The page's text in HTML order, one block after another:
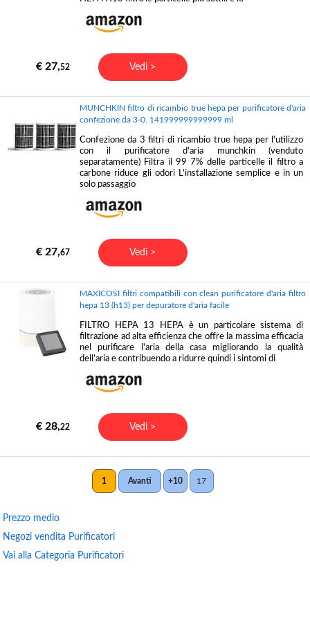
€ 27,52 Vedi >
MUNCHKIN filtro di ricambio true hepa per purificatore d'aria
confezione da 3-0. 141999999999999 ml
Confezione da 3 filtri di ricambio true hepa per l'utilizzo
con il purificatore d'aria munchkin (venduto
separatamente) Filtra il 99 7% delle particelle il filtro a
carbone riduce gli odori L'installazione semplice e in un
solo passaggio
€ 27,67 Vedi >
MAXICOSI filtri compatibili con clean purificatore d'aria filtro
hepa 13 (h13) per depuratore d'aria facile
FILTRO HEPA 13 HEPA è un particolare sistema di
filtrazione ad alta efficienza che offre la massima efficacia
nel purificare l'aria della casa migliorando la qualità
dell'aria e contribuendo a ridurre quindi i sintomi di
€ 28,22 Vedi >
1 Avanti +10 17
Prezzo medio
Negozi vendita Purificatori
Vai alla Categoria Purificatori